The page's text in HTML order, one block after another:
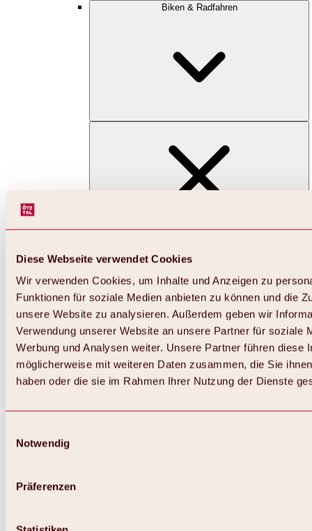
Diese Webseite verwendet Cookies
Wir verwenden Cookies, um Inhalte und Anzeigen zu
Funktionen für soziale Medien anbieten zu können und die
unsere Website zu analysieren. Außerdem geben wir
Verwendung unserer Website an unsere Partner für soziale
Werbung und Analysen weiter. Unsere Partner führen diese
möglicherweise mit weiteren Daten zusammen, die Sie
haben oder die sie im Rahmen Ihrer Nutzung der Dienste
Notwendig
Präferenzen
Biken & Radfahren